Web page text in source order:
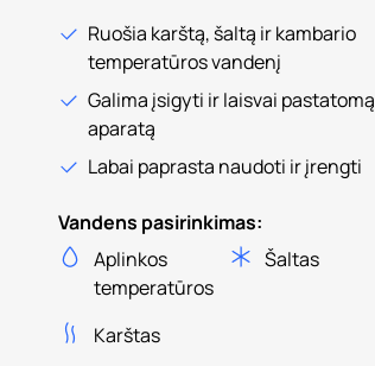
Ruošia karštą, šaltą ir kambario
temperatūros vandenį
Galima įsigyti ir laisvai pastatomą
aparatą
Labai paprasta naudoti ir įrengti
Vandens pasirinkimas:
Aplinkos
temperatūros
Šaltas
Karštas